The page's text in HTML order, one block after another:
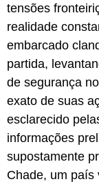
tensões
realidade
embarcado
partida,
de segurança
exato de suas
esclarecido
informações
supostamente
Chade, um país